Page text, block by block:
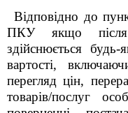
Відповідно до
ПКУ якщо після
здійснюється
вартості,
перегляд цін,
товарів/послуг